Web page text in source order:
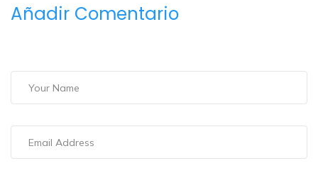
Añadir Comentario